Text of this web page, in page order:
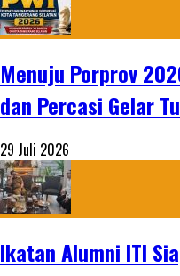
Menuju Porprov
dan Percasi Gelar
29 Juli 2026
Ikatan Alumni ITI